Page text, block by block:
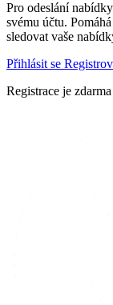
Pro odeslání
svému účtu.
sledovat vaše
Přihlásit se
Registrace je